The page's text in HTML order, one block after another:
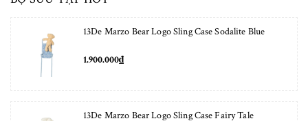
13De Marzo Bear Logo Sling Case Sodalite Blue
1.900.000₫
13De Marzo Bear Logo Sling Case Fairy Tale